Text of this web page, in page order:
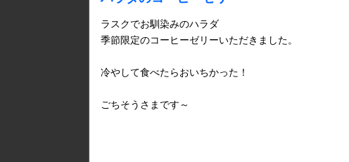
ラスクでお馴染みのハラダ
季節限定のコーヒーゼリーいただきました。
冷やして食べたらおいちかった！
ごちそうさまです～